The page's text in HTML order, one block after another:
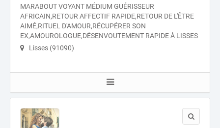
MARABOUT VOYANT MÉDIUM GUÉRISSEUR
AFRICAIN,RETOUR AFFECTIF RAPIDE,RETOUR DE L'ÊTRE
AIMÉ,RITUEL D'AMOUR,RÉCUPÉRER SON
EX,AMOUROLOGUE,DÉSENVOUTEMENT RAPIDE À LISSES
Lisses (91090)